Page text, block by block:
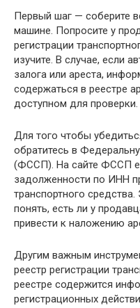
Первый шаг — соберите
машине. Попросите у
регистрации
изучите. В случае, если
залога или ареста,
содержаться в реестре
доступном для проверки.
Для того чтобы
обратитесь в
(ФССП). На сайте ФССП
задолженности по ИНН
транспортного
понять, есть ли у
привести к наложению
Другим важным
реестр регистрации
реестре содержится
регистрационных